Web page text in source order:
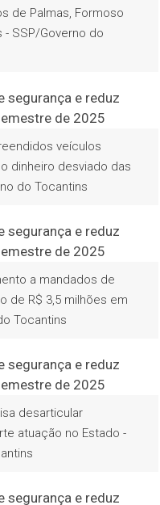
de Palmas, Formoso
- SSP/Governo do
veículos
dinheiro desviado das
do Tocantins
a mandados de
de R$ 3,5 milhões em
Tocantins
desarticular
atuação no Estado -